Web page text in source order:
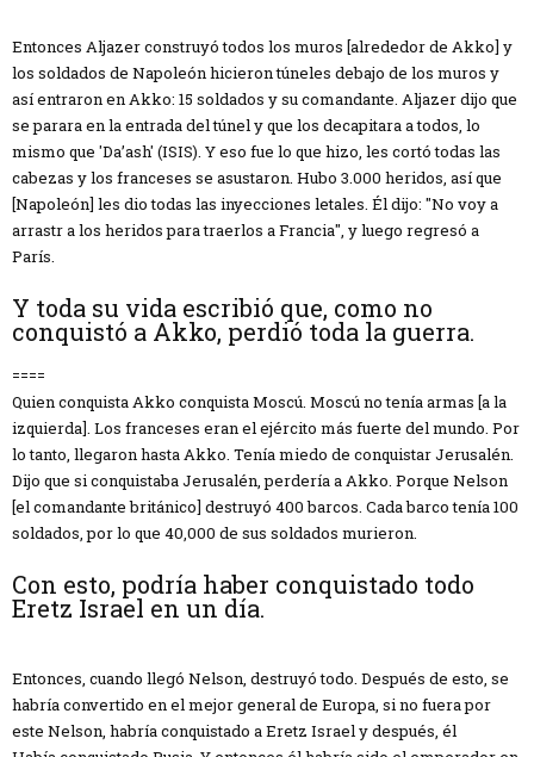
Entonces Aljazer construyó todos los muros [alrededor de Akko] y
los soldados de Napoleón hicieron túneles debajo de los muros y
así entraron en Akko: 15 soldados y su comandante. Aljazer dijo que
se parara en la entrada del túnel y que los decapitara a todos, lo
mismo que 'Da’ash' (ISIS). Y eso fue lo que hizo, les cortó todas las
cabezas y los franceses se asustaron. Hubo 3.000 heridos, así que
[Napoleón] les dio todas las inyecciones letales. Él dijo: "No voy a
arrastr a los heridos para traerlos a Francia", y luego regresó a
París.
Y toda su vida escribió que, como no
conquistó a Akko, perdió toda la guerra.
====
Quien conquista Akko conquista Moscú. Moscú no tenía armas [a la
izquierda]. Los franceses eran el ejército más fuerte del mundo. Por
lo tanto, llegaron hasta Akko. Tenía miedo de conquistar Jerusalén.
Dijo que si conquistaba Jerusalén, perdería a Akko. Porque Nelson
[el comandante británico] destruyó 400 barcos. Cada barco tenía 100
soldados, por lo que 40,000 de sus soldados murieron.
Con esto, podría haber conquistado todo
Eretz Israel en un día.
Entonces, cuando llegó Nelson, destruyó todo. Después de esto, se
habría convertido en el mejor general de Europa, si no fuera por
este Nelson, habría conquistado a Eretz Israel y después, él